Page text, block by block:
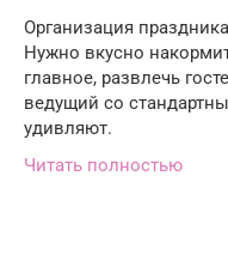
Организация
Нужно вкусно
главное, развлечь
ведущий со
удивляют.
Читать полностью